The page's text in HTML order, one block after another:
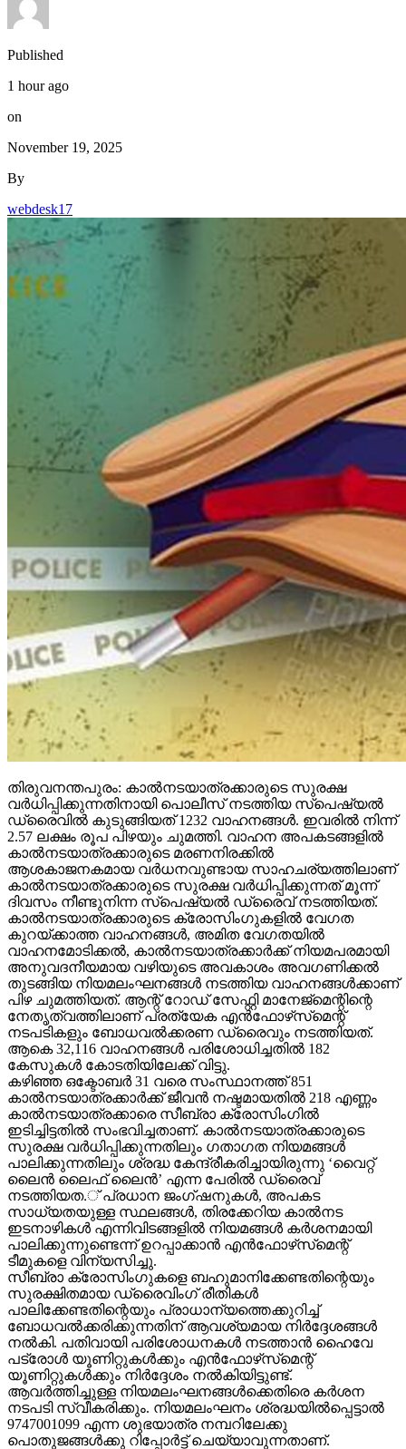
Published
1 hour ago
on
November 19, 2025
By
webdesk17
തിരുവനന്തപുരം: കാല്‍നടയാത്രക്കാരുടെ സുരക്ഷ
വര്‍ധിപ്പിക്കുന്നതിനായി പൊലീസ് നടത്തിയ സ്‌പെഷ്യല്‍
ഡ്രൈവില്‍ കുടുങ്ങിയത് 1232 വാഹനങ്ങള്‍. ഇവരില്‍ നിന്ന്
2.57 ലക്ഷം രൂപ പിഴയും ചുമത്തി. വാഹന അപകടങ്ങളില്‍
കാല്‍നടയാത്രക്കാരുടെ മരണനിരക്കില്‍
ആശകാജനകമായ വര്‍ധനവുണ്ടായ സാഹചര്യത്തിലാണ്
കാല്‍നടയാത്രക്കാരുടെ സുരക്ഷ വര്‍ധിപ്പിക്കുന്നത് മൂന്ന്
ദിവസം നീണ്ടുനിന്ന സ്‌പെഷ്യല്‍ ഡ്രൈവ് നടത്തിയത്.
കാല്‍നടയാത്രക്കാരുടെ ക്രോസിംഗുകളില്‍ വേഗത
കുറയ്ക്കാത്ത വാഹനങ്ങള്‍, അമിത വേഗതയില്‍
വാഹനമോടിക്കല്‍, കാല്‍നടയാത്രക്കാര്‍ക്ക് നിയമപരമായി
അനുവദനീയമായ വഴിയുടെ അവകാശം അവഗണിക്കല്‍
തുടങ്ങിയ നിയമലംഘനങ്ങള്‍ നടത്തിയ വാഹനങ്ങള്‍ക്കാണ്
പിഴ ചുമത്തിയത്. ആന്റ് റോഡ് സേഫ്റ്റി മാനേജ്‌മെന്റിന്റെ
നേതൃത്വത്തിലാണ് പ്രത്യേക എന്‍ഫോഴ്‌സ്‌മെന്റ്
നടപടികളും ബോധവല്‍ക്കരണ ഡ്രൈവും നടത്തിയത്.
ആകെ 32,116 വാഹനങ്ങള്‍ പരിശോധിച്ചതില്‍ 182
കേസുകള്‍ കോടതിയിലേക്ക് വിട്ടു.
കഴിഞ്ഞ ഒക്ടോബര്‍ 31 വരെ സംസ്ഥാനത്ത് 851
കാല്‍നടയാത്രക്കാര്‍ക്ക് ജീവന്‍ നഷ്ടമായതില്‍ 218 എണ്ണം
കാല്‍നടയാത്രക്കാരെ സീബ്രാ ക്രോസിംഗില്‍
ഇടിച്ചിട്ടതില്‍ സംഭവിച്ചതാണ്. കാല്‍നടയാത്രക്കാരുടെ
സുരക്ഷ വര്‍ധിപ്പിക്കുന്നതിലും ഗതാഗത നിയമങ്ങള്‍
പാലിക്കുന്നതിലും ശ്രദ്ധ കേന്ദ്രീകരിച്ചായിരുന്നു ‘വൈറ്റ്
ലൈന്‍ ലൈഫ് ലൈന്‍’ എന്ന പേരില്‍ ഡ്രൈവ്
നടത്തിയത.് പ്രധാന ജംഗ്ഷനുകള്‍, അപകട
സാധ്യതയുള്ള സ്ഥലങ്ങള്‍, തിരക്കേറിയ കാല്‍നട
ഇടനാഴികള്‍ എന്നിവിടങ്ങളില്‍ നിയമങ്ങള്‍ കര്‍ശനമായി
പാലിക്കുന്നുണ്ടെന്ന് ഉറപ്പാക്കാന്‍ എന്‍ഫോഴ്‌സ്‌മെന്റ്
ടീമുകളെ വിന്യസിച്ചു.
സീബ്രാ ക്രോസിംഗുകളെ ബഹുമാനിക്കേണ്ടതിന്റെയും
സുരക്ഷിതമായ ഡ്രൈവിംഗ് രീതികള്‍
പാലിക്കേണ്ടതിന്റെയും പ്രാധാന്യത്തെക്കുറിച്ച്
ബോധവല്‍ക്കരിക്കുന്നതിന് ആവശ്യമായ നിര്‍ദ്ദേശങ്ങള്‍
നല്‍കി. പതിവായി പരിശോധനകള്‍ നടത്താന്‍ ഹൈവേ
പട്രോള്‍ യൂണിറ്റുകള്‍ക്കും എന്‍ഫോഴ്‌സ്‌മെന്റ്
യൂണിറ്റുകള്‍ക്കും നിര്‍ദ്ദേശം നല്‍കിയിട്ടുണ്ട്.
ആവര്‍ത്തിച്ചുള്ള നിയമലംഘനങ്ങള്‍ക്കെതിരെ കര്‍ശന
നടപടി സ്വീകരിക്കും. നിയമലംഘനം ശ്രദ്ധയില്‍പ്പെട്ടാല്‍
9747001099 എന്ന ശുഭയാത്ര നമ്പറിലേക്കു
പൊതുജങ്ങള്‍ക്കു റിപ്പോര്‍ട്ട് ചെയ്യാവുന്നതാണ്.